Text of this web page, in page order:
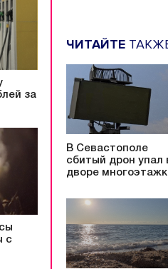
за
с
ЧИТАЙТЕ
В Севастополе
сбитый дрон упал
дворе